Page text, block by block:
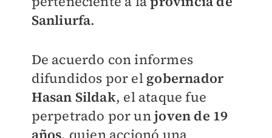
Sanliurfa.
De acuerdo con informes
difundidos por el gobernador
Hasan Sildak, el ataque fue
perpetrado por unjoven de 19
años, quien accionó una